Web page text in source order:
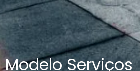
Modelo Serviços